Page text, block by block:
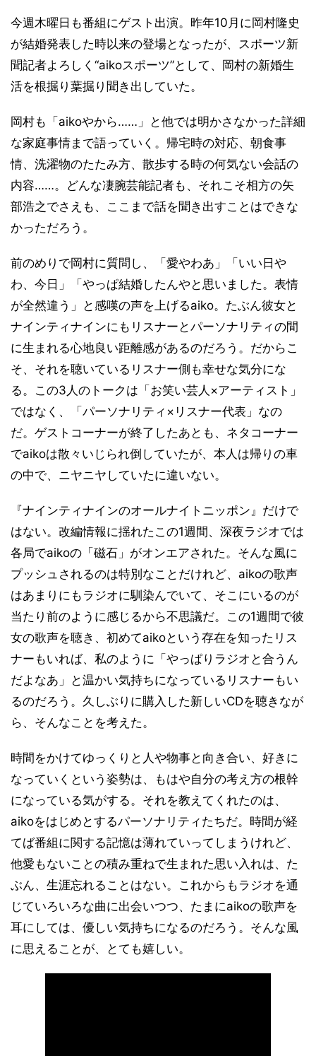
今週木曜日も番組にゲスト出演。昨年10月に岡村隆史
が結婚発表した時以来の登場となったが、スポーツ新
聞記者よろしく“aikoスポーツ”として、岡村の新婚生
活を根掘り葉掘り聞き出していた。
岡村も「aikoやから……」と他では明かさなかった詳細
な家庭事情まで語っていく。帰宅時の対応、朝食事
情、洗濯物のたたみ方、散歩する時の何気ない会話の
内容……。どんな凄腕芸能記者も、それこそ相方の矢
部浩之でさえも、ここまで話を聞き出すことはできな
かっただろう。
前のめりで岡村に質問し、「愛やわあ」「いい日や
わ、今日」「やっぱ結婚したんやと思いました。表情
が全然違う」と感嘆の声を上げるaiko。たぶん彼女と
ナインティナインにもリスナーとパーソナリティの間
に生まれる心地良い距離感があるのだろう。だからこ
そ、それを聴いているリスナー側も幸せな気分にな
る。この3人のトークは「お笑い芸人×アーティスト」
ではなく、「パーソナリティ×リスナー代表」なの
だ。ゲストコーナーが終了したあとも、ネタコーナー
でaikoは散々いじられ倒していたが、本人は帰りの車
の中で、ニヤニヤしていたに違いない。
『ナインティナインのオールナイトニッポン』だけで
はない。改編情報に揺れたこの1週間、深夜ラジオでは
各局でaikoの「磁石」がオンエアされた。そんな風に
プッシュされるのは特別なことだけれど、aikoの歌声
はあまりにもラジオに馴染んでいて、そこにいるのが
当たり前のように感じるから不思議だ。この1週間で彼
女の歌声を聴き、初めてaikoという存在を知ったリス
ナーもいれば、私のように「やっぱりラジオと合うん
だよなあ」と温かい気持ちになっているリスナーもい
るのだろう。久しぶりに購入した新しいCDを聴きなが
ら、そんなことを考えた。
時間をかけてゆっくりと人や物事と向き合い、好きに
なっていくという姿勢は、もはや自分の考え方の根幹
になっている気がする。それを教えてくれたのは、
aikoをはじめとするパーソナリティたちだ。時間が経
てば番組に関する記憶は薄れていってしまうけれど、
他愛もないことの積み重ねで生まれた思い入れは、た
ぶん、生涯忘れることはない。これからもラジオを通
じていろいろな曲に出会いつつ、たまにaikoの歌声を
耳にしては、優しい気持ちになるのだろう。そんな風
に思えることが、とても嬉しい。